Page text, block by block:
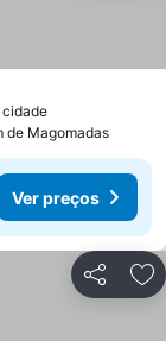
cidade
de Magomadas
Ver preços
Partilhar